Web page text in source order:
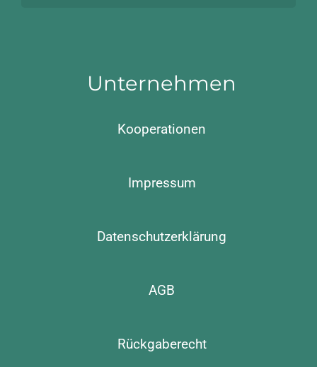
Unternehmen
Kooperationen
Impressum
Datenschutzerklärung
AGB
Rückgaberecht